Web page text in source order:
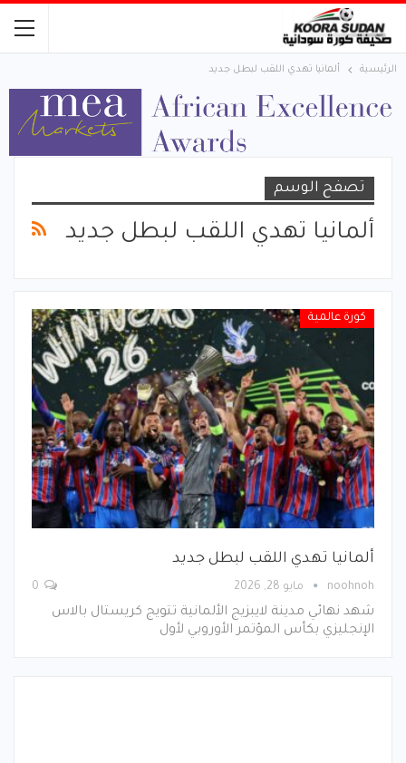
الرئيسية ألمانيا تهدي اللقب لبطل جديد
تصفح الوسم
ألمانيا تهدي اللقب لبطل جديد
كورة عالمية
ألمانيا تهدي اللقب لبطل جديد
noohnoh مايو 28, 2026
شهد نهائي مدينة لايبزيج الألمانية تتويج كريستال بالاس
الإنجليزي بكأس المؤتمر الأوروبي لأول